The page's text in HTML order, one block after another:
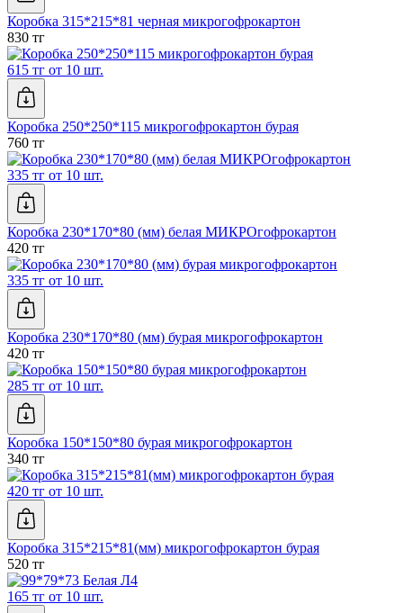
Коробка 315*215*81 черная микрогофрокартон
830 тг
615 тг от 10 шт.
Коробка 250*250*115 микрогофрокартон бурая
760 тг
335 тг от 10 шт.
Коробка 230*170*80 (мм) белая МИКРОгофрокартон
420 тг
335 тг от 10 шт.
Коробка 230*170*80 (мм) бурая микрогофрокартон
420 тг
285 тг от 10 шт.
Коробка 150*150*80 бурая микрогофрокартон
340 тг
420 тг от 10 шт.
Коробка 315*215*81(мм) микрогофрокартон бурая
520 тг
165 тг от 10 шт.